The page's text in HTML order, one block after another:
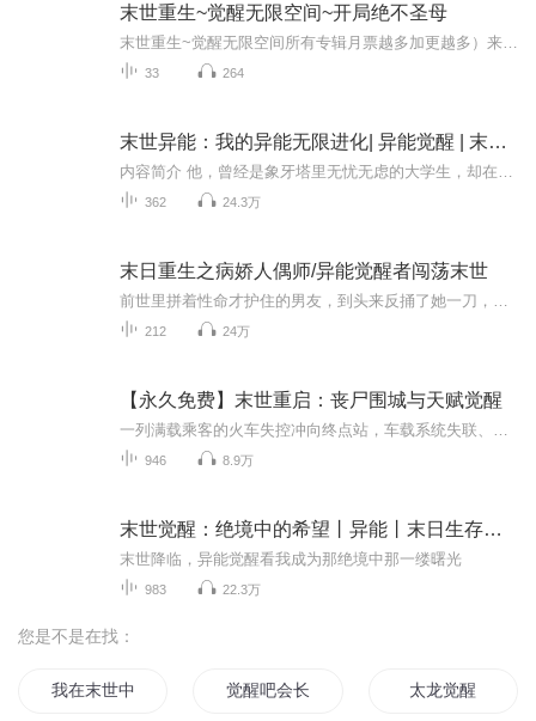
末世重生~觉醒无限空间~开局绝不圣母
33 264
末世异能：我的异能无限进化| 异能觉醒 | 末世爽文 | 多播
362 24.3万
末日重生之病娇人偶师/异能觉醒者闯荡末世
212 24万
【永久免费】末世重启：丧尸围城与天赋觉醒
946 8.9万
末世觉醒：绝境中的希望丨异能丨末日生存丨暧昧
末世降临，异能觉醒看我成为那绝境中那一缕曙光
983 22.3万
您是不是在找：
我在末世中觉醒 觉醒吧会长大人 太龙觉醒